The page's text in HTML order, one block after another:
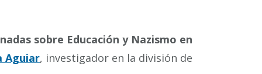
sobre Educación y Nazismo en
Aguiar, investigador en la división de